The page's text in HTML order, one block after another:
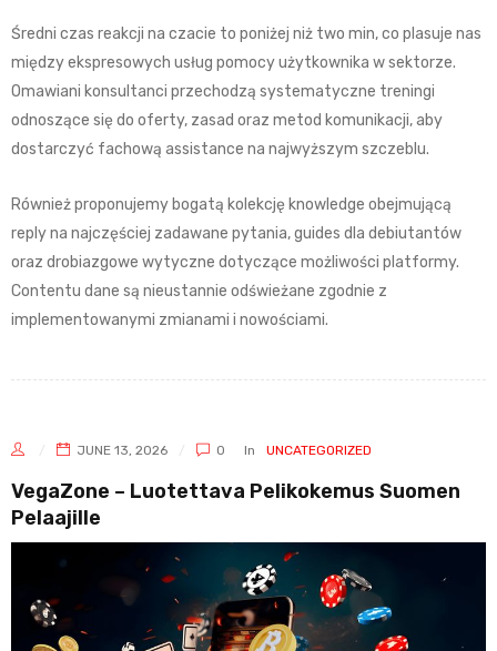
Średni czas reakcji na czacie to poniżej niż two min, co plasuje nas
między ekspresowych usług pomocy użytkownika w sektorze.
Omawiani konsultanci przechodzą systematyczne treningi
odnoszące się do oferty, zasad oraz metod komunikacji, aby
dostarczyć fachową assistance na najwyższym szczeblu.
Również proponujemy bogatą kolekcję knowledge obejmującą
reply na najczęściej zadawane pytania, guides dla debiutantów
oraz drobiazgowe wytyczne dotyczące możliwości platformy.
Contentu dane są nieustannie odświeżane zgodnie z
implementowanymi zmianami i nowościami.
JUNE 13, 2026 0 In UNCATEGORIZED
VegaZone – Luotettava Pelikokemus Suomen
Pelaajille